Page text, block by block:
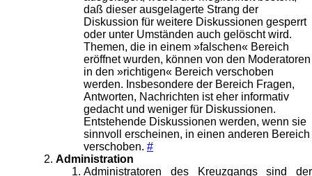
daß dieser ausgelagerte Strang der
Diskussion für weitere Diskussionen gesperrt
oder unter Umständen auch gelöscht wird.
Themen, die in einem »falschen« Bereich
eröffnet wurden, können von den Moderatoren
in den »richtigen« Bereich verschoben
werden. Insbesondere der Bereich Fragen,
Antworten, Nachrichten ist eher informativ
gedacht und weniger für Diskussionen.
Entstehende Diskussionen werden, wenn sie
sinnvoll erscheinen, in einen anderen Bereich
verschoben. #
Administration
Administratoren des Kreuzgangs sind der